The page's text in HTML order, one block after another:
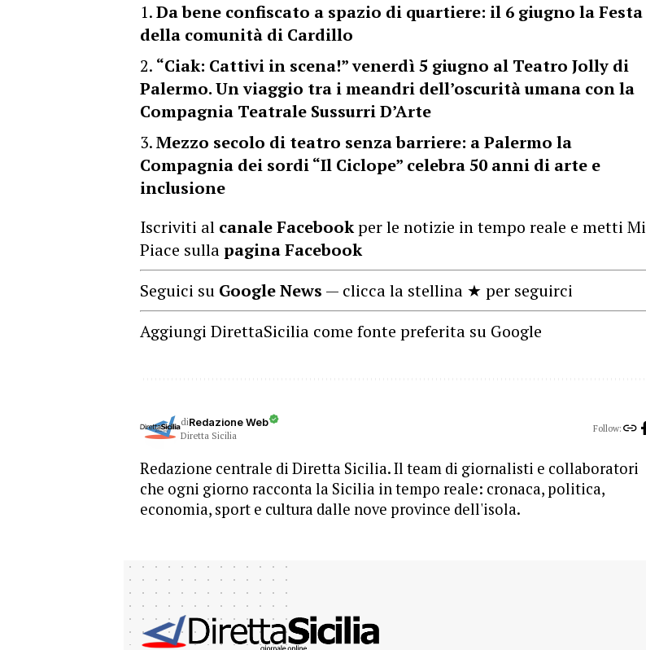
Da bene confiscato a spazio di quartiere: il 6 giugno la Festa
della comunità di Cardillo
“Ciak: Cattivi in scena!” venerdì 5 giugno al Teatro Jolly di
Palermo. Un viaggio tra i meandri dell’oscurità umana con la
Compagnia Teatrale Sussurri D’Arte
Mezzo secolo di teatro senza barriere: a Palermo la
Compagnia dei sordi “Il Ciclope” celebra 50 anni di arte e
inclusione
Iscriviti al canale Facebookper le notizie in tempo reale e metti Mi
Piace sullapagina Facebook
Seguici su Google News — clicca la stellina ★ per seguirci
Aggiungi DirettaSicilia come fonte preferita su Google
diRedazione Web
Diretta Sicilia
Follow:
Redazione centrale di Diretta Sicilia. Il team di giornalisti e collaboratori
che ogni giorno racconta la Sicilia in tempo reale: cronaca, politica,
economia, sport e cultura dalle nove province dell'isola.